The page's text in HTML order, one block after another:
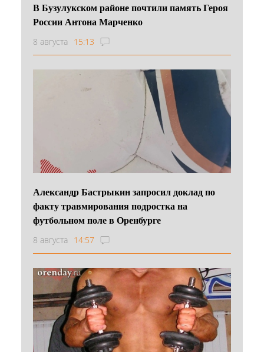
В Бузулукском районе почтили память Героя
России Антона Марченко
8 августа 15:13
Александр Бастрыкин запросил доклад по
факту травмирования подростка на
футбольном поле в Оренбурге
8 августа 14:57